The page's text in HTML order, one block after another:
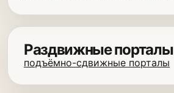
Раздвижные порталы
подъёмно-сдвижные порталы